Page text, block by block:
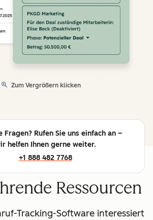
Zum Vergrößern klicken
Fragen? Rufen Sie uns einfach an –
helfen Ihnen gerne weiter.
+1 888 482 7768
Ressourcen
Tracking-Software interessiert